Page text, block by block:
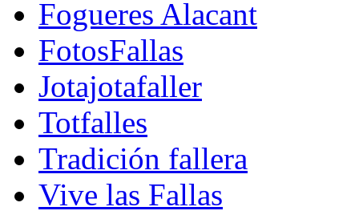
Fogueres Alacant
FotosFallas
Jotajotafaller
Totfalles
Tradición fallera
Vive las Fallas